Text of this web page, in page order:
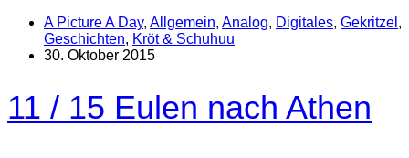
A Picture A Day, Allgemein, Analog, Digitales, Gekritzel ,
Geschichten, Kröt & Schuhuu
30. Oktober 2015
11 / 15 Eulen nach Athen